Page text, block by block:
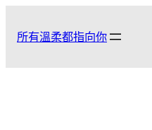
所有溫柔都指向你